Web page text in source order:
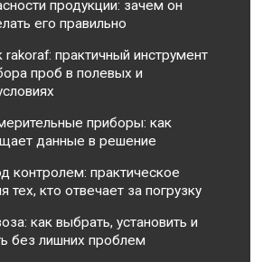
продукции: зачем он
его правильно
практичный инструмент
проб в полевых и
приборы: как
данные в решение
контролем: практическое
тех, кто отвечает за погрузку
как выбрать, установить и
без лишних проблем